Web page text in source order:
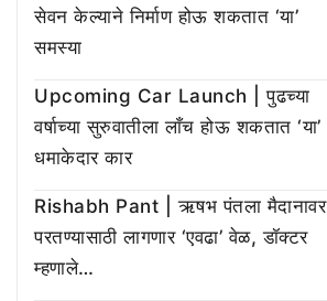
सेवन केल्याने निर्माण होऊ शकतात ‘या’
समस्या
Upcoming Car Launch | पुढच्या
वर्षाच्या सुरुवातीला लाँच होऊ शकतात ‘या’
धमाकेदार कार
Rishabh Pant | ऋषभ पंतला मैदानावर
परतण्यासाठी लागणार ‘एवढा’ वेळ, डॉक्टर
म्हणाले…